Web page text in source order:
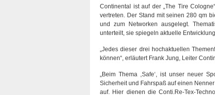
Continental ist auf der „The Tire
vertreten. Der Stand mit seinen 280 qm
und zum Networken ausgelegt.
unterteilt, sie spiegeln aktuelle
„Jedes dieser drei hochaktuellen
können“, erläutert Frank Jung, Leiter
„Beim Thema ‚Safe‘, ist unser neuer
Sicherheit und Fahrspaß auf einen
auf. Hier dienen die Conti.Re-Tex-